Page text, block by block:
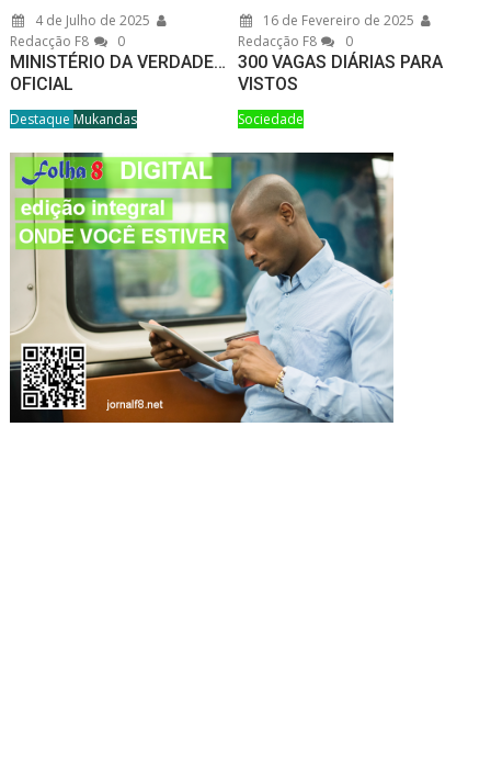
4 de Julho de 2025
Redacção F8
0
MINISTÉRIO DA VERDADE…
OFICIAL
Destaque Mukandas
16 de Fevereiro de 2025
Redacção F8
0
300 VAGAS DIÁRIAS PARA
VISTOS
Sociedade